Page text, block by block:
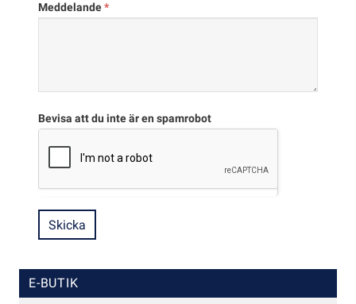
Meddelande*
Bevisa att du inte är en spamrobot
E-BUTIK